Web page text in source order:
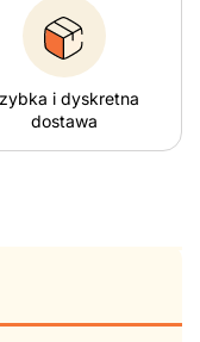
i dyskretna
dostawa